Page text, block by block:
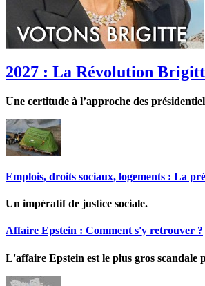
2027 : La Révolution
Une certitude à l’approche des
Emplois, droits sociaux, logements : La
Un impératif de justice sociale.
Affaire Epstein : Comment s'y retrouver ?
L'affaire Epstein est le plus gros